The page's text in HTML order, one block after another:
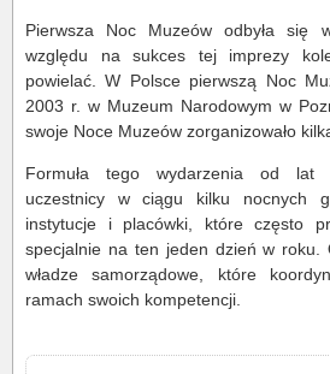
Pierwsza Noc Muzeów odbyła
względu na sukces tej imprezy
powielać. W Polsce pierwszą Noc
2003 r. w Muzeum Narodowym w
swoje Noce Muzeów zorganizowało
Formuła tego wydarzenia od lat
uczestnicy w ciągu kilku nocnych
instytucje i placówki, które często
specjalnie na ten jeden dzień w roku.
władze samorządowe, które
ramach swoich kompetencji.